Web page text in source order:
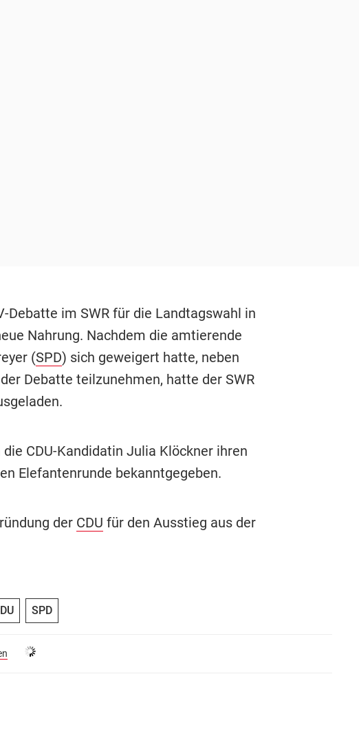
Debatte im SWR für die Landtagswahl in
Nahrung. Nachdem die amtierende
(SPD) sich geweigert hatte, neben
Debatte teilzunehmen, hatte der SWR
CDU-Kandidatin Julia Klöckner ihren
Elefantenrunde bekanntgegeben.
der CDU für den Ausstieg aus der
SPD